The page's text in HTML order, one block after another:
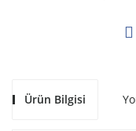
Ürün Bilgisi